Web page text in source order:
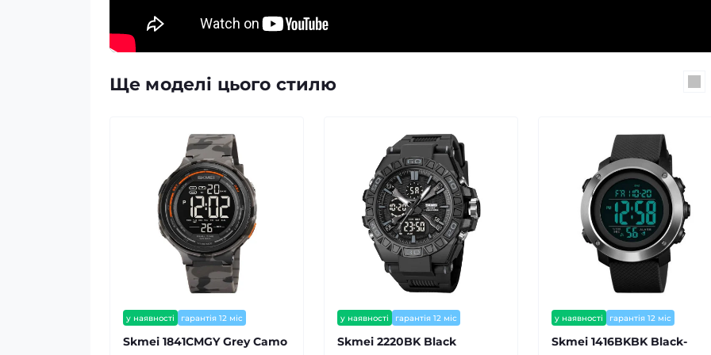
Ще моделі цього стилю
у наявності гарантія 12 міс
Skmei 1841CMGY Grey Camo
у наявності гарантія 12 міс
Skmei 2220BK Black
у наявності гарантія 12 міс
Skmei 1416BKBK Black-